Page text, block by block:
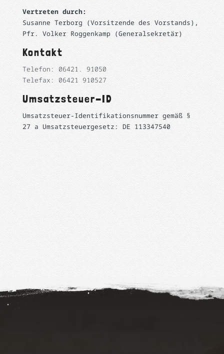
Vertreten durch:
Susanne Terborg (Vorsitzende des Vorstands),
Pfr. Volker Roggenkamp (Generalsekretär)
Kontakt
Telefon: 06421. 91050
Telefax: 06421 910527
Umsatzsteuer-ID
Umsatzsteuer-Identifikationsnummer gemäß §
27 a Umsatzsteuergesetz: DE 113347540